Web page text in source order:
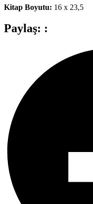
Kitap Boyutu: 16 x 23,5
Paylaş: :